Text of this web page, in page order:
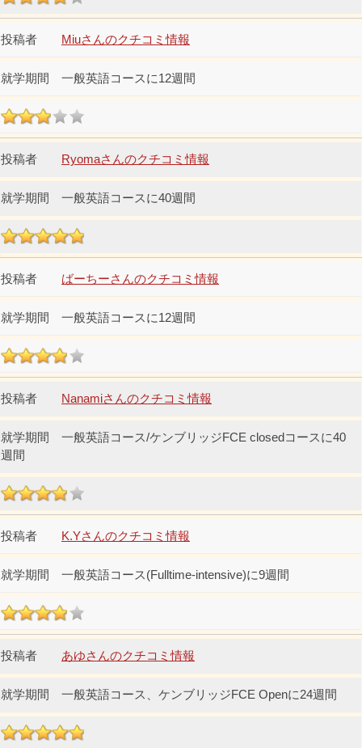
Miuさんのクチコミ情報
一般英語コースに12週間
Ryomaさんのクチコミ情報
一般英語コースに40週間
ばーちーさんのクチコミ情報
一般英語コースに12週間
Nanamiさんのクチコミ情報
一般英語コース/ケンブリッジFCE closedコースに40
週間
K.Yさんのクチコミ情報
一般英語コース(Fulltime-intensive)に9週間
あゆさんのクチコミ情報
一般英語コース、ケンブリッジFCE Openに24週間